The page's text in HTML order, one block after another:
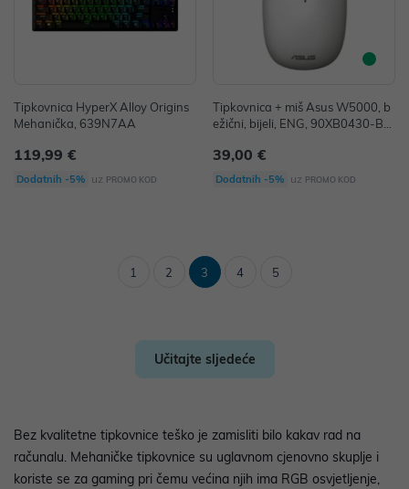
Tipkovnica HyperX Alloy Origins
Mehanička, 639N7AA
119,99 €
Dodatnih -5% uz PROMO KOD
Tipkovnica + miš Asus W5000, b
ežični, bijeli, ENG, 90XB0430-BK
39,00 €
Dodatnih -5% uz PROMO KOD
1 2 3 4 5
Učitajte sljedeće
Bez kvalitetne tipkovnice teško je zamisliti bilo kakav rad na
računalu. Mehaničke tipkovnice su uglavnom cjenovno skuplje i
koriste se za gaming pri čemu većina njih ima RGB osvjetljenje,